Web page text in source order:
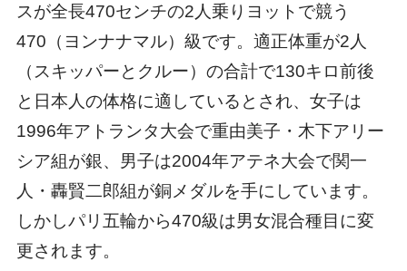
スが全長470センチの2人乗りヨットで競う
470（ヨンナナマル）級です。適正体重が2人
（スキッパーとクルー）の合計で130キロ前後
と日本人の体格に適しているとされ、女子は
1996年アトランタ大会で重由美子・木下アリー
シア組が銀、男子は2004年アテネ大会で関一
人・轟賢二郎組が銅メダルを手にしています。
しかしパリ五輪から470級は男女混合種目に変
更されます。